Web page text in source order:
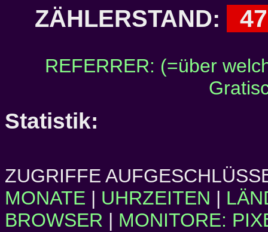
ZÄHLERSTAND:
REFERRER: (=über
Statistik:
ZUGRIFFE
MONATE | UHRZEITEN |
BROWSER | MONITORE: